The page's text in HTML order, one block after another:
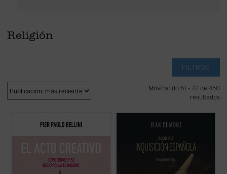
Religión
FILTROS
Mostrando 61 - 72 de 450
resultados
este recorrido fascinante a través de los
oscurantismo y la crueldad mayores que
hispanista, se propone en Juicio a la
Inquisición españoladar una oportunidad
de defensa a la acusada. El resultado ...